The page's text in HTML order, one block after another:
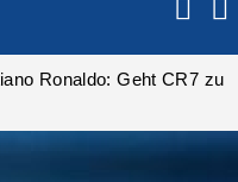
Ronaldo: Geht CR7 zu